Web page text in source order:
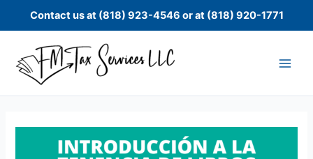
Contact us at (818) 923-4546 or at (818) 920-1771